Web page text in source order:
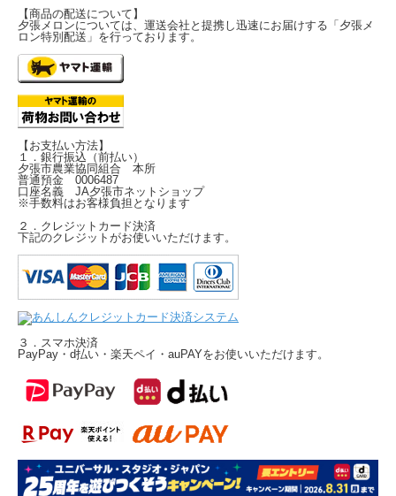
【商品の配送について】
夕張メロンについては、運送会社と提携し迅速にお届けする「夕張メ
ロン特別配送」を行っております。
【お支払い方法】
１．銀行振込（前払い）
夕張市農業協同組合 本所
普通預金 0006487
口座名義 JA夕張市ネットショップ
※手数料はお客様負担となります
２．クレジットカード決済
下記のクレジットがお使いいただけます。
３．スマホ決済
PayPay・d払い・楽天ペイ・auPAYをお使いいただけます。